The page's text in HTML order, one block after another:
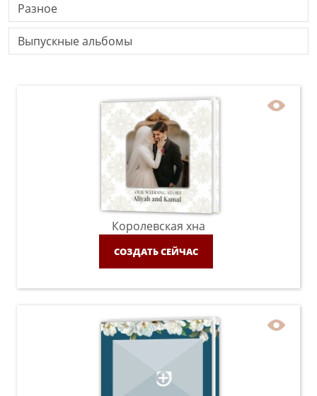
Разное
Выпускные альбомы
Королевская хна
СОЗДАТЬ СЕЙЧАС